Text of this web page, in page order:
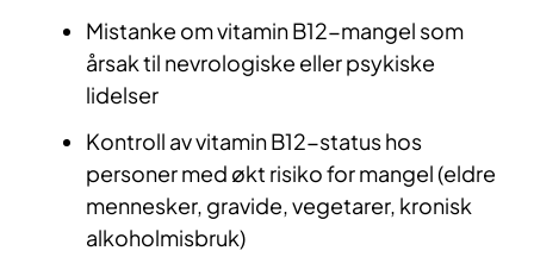
Mistanke om vitamin B12-mangel som
årsak til nevrologiske eller psykiske
lidelser
Kontroll av vitamin B12-status hos
personer med økt risiko for mangel (eldre
mennesker, gravide, vegetarer, kronisk
alkoholmisbruk)